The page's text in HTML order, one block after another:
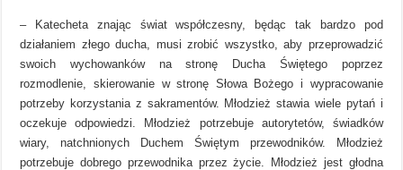
– Katecheta znając świat współczesny, będąc tak bardzo pod
działaniem złego ducha, musi zrobić wszystko, aby przeprowadzić
swoich wychowanków na stronę Ducha Świętego poprzez
rozmodlenie, skierowanie w stronę Słowa Bożego i wypracowanie
potrzeby korzystania z sakramentów. Młodzież stawia wiele pytań i
oczekuje odpowiedzi. Młodzież potrzebuje autorytetów, świadków
wiary, natchnionych Duchem Świętym przewodników. Młodzież
potrzebuje dobrego przewodnika przez życie. Młodzież jest głodna